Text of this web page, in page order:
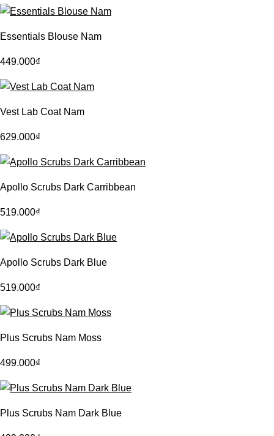
Essentials Blouse Nam
449.000₫
Vest Lab Coat Nam
629.000₫
Apollo Scrubs Dark Carribbean
519.000₫
Apollo Scrubs Dark Blue
519.000₫
Plus Scrubs Nam Moss
499.000₫
Plus Scrubs Nam Dark Blue